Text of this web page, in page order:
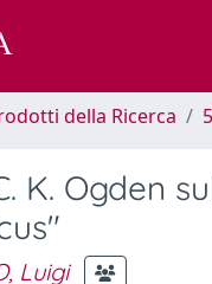
della Ricerca
K. Ogden
Luigi